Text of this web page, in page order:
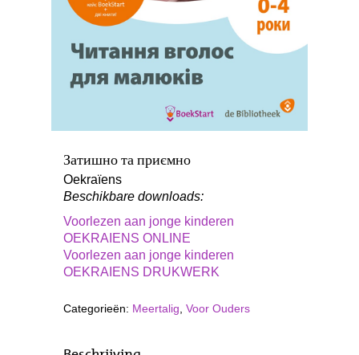
Затишно та приємно
Oekraïens
Beschikbare downloads:
Voorlezen aan jonge kinderen
OEKRAIENS ONLINE
Voorlezen aan jonge kinderen
OEKRAIENS DRUKWERK
Categorieën: Meertalig Voor Ouders